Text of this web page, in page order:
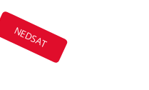
NEDSAT